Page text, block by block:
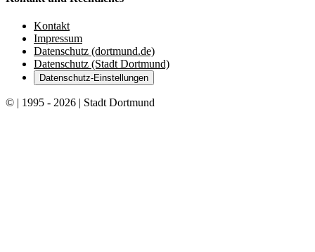
Kontakt
Impressum
Datenschutz (dortmund.de)
Datenschutz (Stadt Dortmund)
Datenschutz-Einstellungen
© | 1995 - 2026 | Stadt Dortmund